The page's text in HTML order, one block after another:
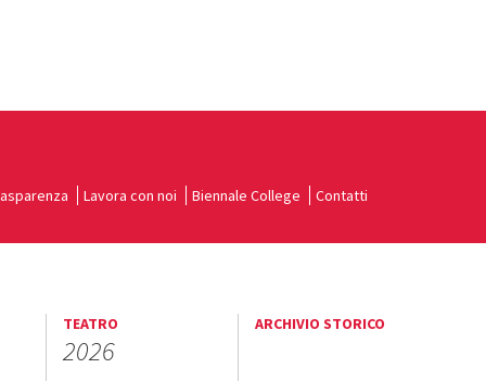
Lavora con noi Biennale College Contatti
TEATRO
2026
ARCHIVIO STORICO